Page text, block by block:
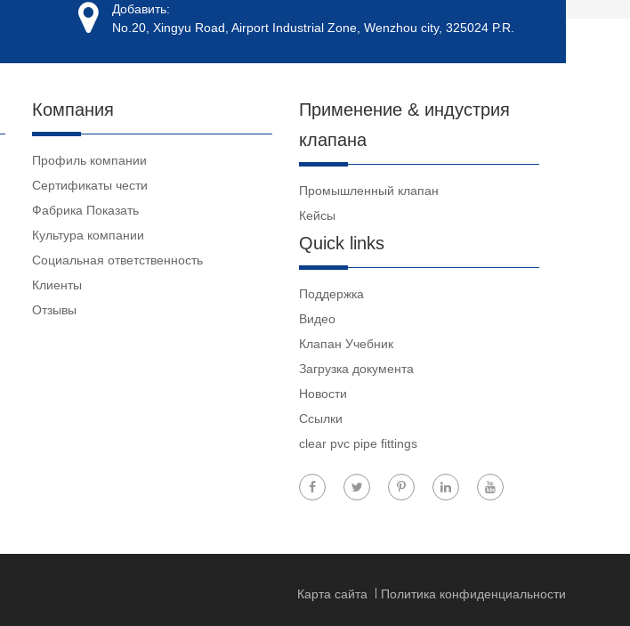
Добавить:
No.20, Xingyu Road, Airport Industrial Zone, Wenzhou city, 325024 P.R.
Компания
Профиль компании
Сертификаты чести
Фабрика Показать
Культура компании
Социальная ответственность
Клиенты
Отзывы
Применение & индустрия
клапана
Промышленный клапан
Кейсы
Quick links
Поддержка
Видео
Клапан Учебник
Загрузка документа
Новости
Ссылки
clear pvc pipe fittings
Карта сайта Политика конфиденциальности